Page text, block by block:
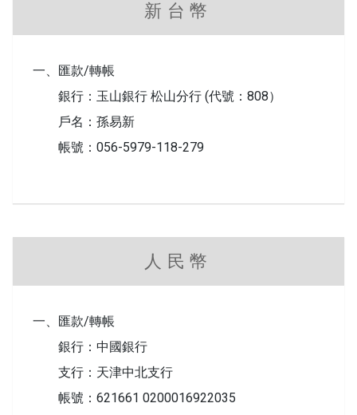
新台幣
一、匯款/轉帳
銀行：玉山銀行 松山分行 (代號：808）
戶名：孫易新
帳號：056-5979-118-279
人民幣
一、匯款/轉帳
銀行：中國銀行
支行：天津中北支行
帳號：621661 0200016922035